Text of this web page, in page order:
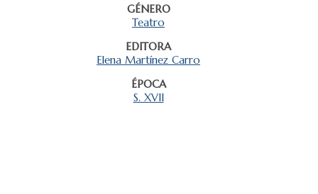
GÉNERO
Teatro
EDITORA
Elena Martínez Carro
ÉPOCA
S. XVII